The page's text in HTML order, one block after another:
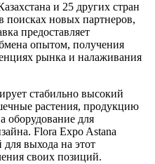
и 25 других стран
поисках новых партнеров,
предоставляет
опытом, получения
рынка и налаживания
стабильно высокий
растения, продукцию
оборудование для
Flora Expo Astana
для выхода на этот
своих позиций.